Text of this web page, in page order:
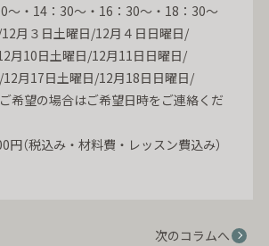
～・14：30～・16：30～・18：30～
月３日土曜日/12月４日日曜日/
月10日土曜日/12月11日日曜日/
月17日土曜日/12月18日日曜日/
希望の場合はご希望日時をご連絡くだ
（税込み・材料費・レッスン費込み）
次のコラムへ